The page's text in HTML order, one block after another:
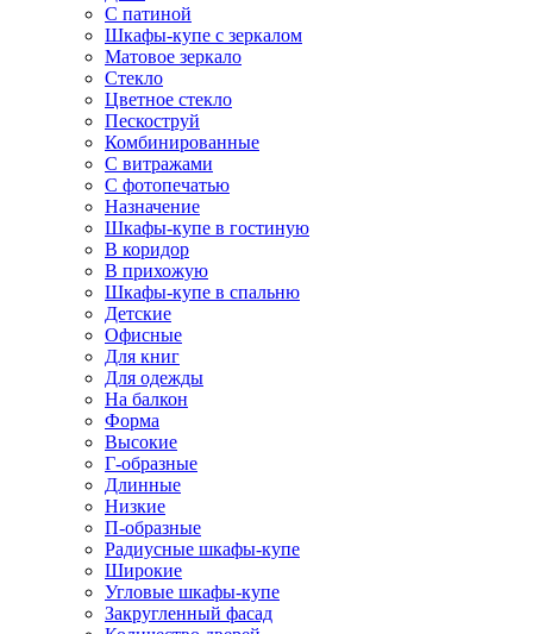
С патиной
Шкафы-купе с зеркалом
Матовое зеркало
Стекло
Цветное стекло
Пескоструй
Комбинированные
С витражами
С фотопечатью
Назначение
Шкафы-купе в гостиную
В коридор
В прихожую
Шкафы-купе в спальню
Детские
Офисные
Для книг
Для одежды
На балкон
Форма
Высокие
Г-образные
Длинные
Низкие
П-образные
Радиусные шкафы-купе
Широкие
Угловые шкафы-купе
Закругленный фасад